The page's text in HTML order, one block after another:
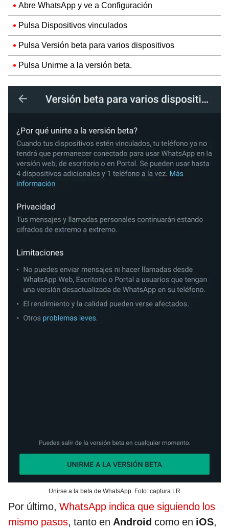
Abre WhatsApp y ve a Configuración
Pulsa Dispositivos vinculados
Pulsa Versión beta para varios dispositivos
Pulsa Unirme a la versión beta.
Unirse a la beta de WhatsApp. Foto: captura LR
Por último, WhatsApp indica que siguiendo los
mismo pasos, tanto en Android como en iOS,